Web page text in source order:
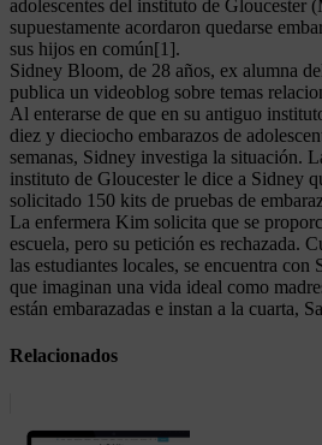
adolescentes del instituto de Gloucester
supuestamente acordaron quedarse
sus hijos en común[1].
Sidney Bloom, de 28 años, ex alumna
publica un videoblog sobre temas
Al enterarse de que en su antiguo
diez y dieciocho embarazos de
semanas, Sidney investiga la situación.
instituto de Gloucester le dice a Sidney
solicitado 150 kits de pruebas de
La enfermera Kim solicita que se
escuela, pero su petición es rechazada.
las estudiantes locales, se encuentra con
que imaginan una vida ideal como
están embarazadas e instan a la cuarta,
Relacionados